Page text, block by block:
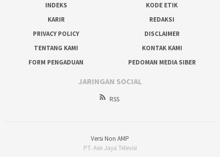
INDEKS
KODE ETIK
KARIR
REDAKSI
PRIVACY POLICY
DISCLAIMER
TENTANG KAMI
KONTAK KAMI
FORM PENGADUAN
PEDOMAN MEDIA SIBER
JARINGAN SOCIAL
RSS
Versi Non AMP
PT. Awi Jaya Televisi